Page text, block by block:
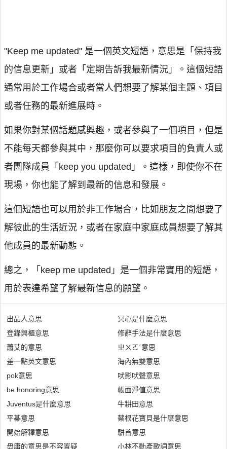
"Keep me updated" 是一個英文短語，意思是「保持我
的信息更新」或者「定期告訴我最新情況」。這個短語
通常用於工作場合或者當人們想要了解某個主題、項目
或者任務的最新進展時。
如果你對某個話題感興趣，或者參與了一個項目，但是
不能每天都參與其中，那麼你可以要求項目的負責人或
者團隊成員「keep you updated」。這樣，即使你不在
現場，你也能了解到最新的信息和發展。
這個短語也可以用於非工作場合，比如朋友之間想要了
解彼此的生活近況，或者在家庭中家庭成員想要了解其
他成員的最新動態。
總之，「keep me updated」是一個非常實用的短語，
用於表達希望了解最新信息的願望。
出品人意思
登錄興櫃意思
蕭艾的意思
差一點英文意思
pok意思
be honoring意思
Juventus是什麼意思
平棊意思
開始解釋意思
毋庸的意思是不容置疑
冥心是什麼意思
修辭手法是什麼意思
ㄓㄨㄛˊ意思
海內無雙意思
吠影吠聲意思
帳面淨值意思
牛耕田意思
蔡根花寶貝是什麼意思
駢首意思
小林不動產歌詞意思